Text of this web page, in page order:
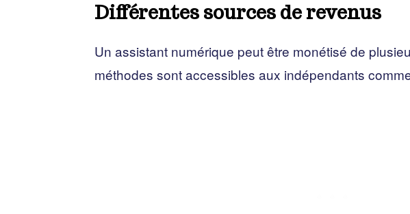
Différentes sources de revenus
Un assistant numérique peut être monétisé de
méthodes sont accessibles aux indépendants